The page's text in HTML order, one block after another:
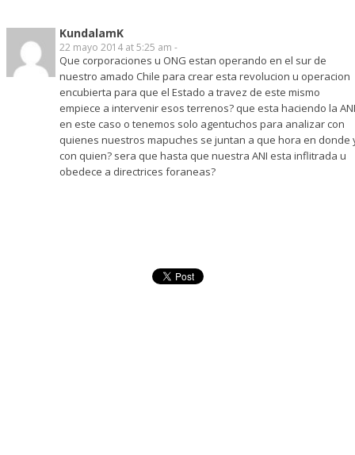
KundalamK
22 mayo 2014 at 5:25 am -
Que corporaciones u ONG estan operando en el sur de
nuestro amado Chile para crear esta revolucion u operacion
encubierta para que el Estado a travez de este mismo
empiece a intervenir esos terrenos? que esta haciendo la ANI
en este caso o tenemos solo agentuchos para analizar con
quienes nuestros mapuches se juntan a que hora en donde
con quien? sera que hasta que nuestra ANI esta inflitrada u
obedece a directrices foraneas?